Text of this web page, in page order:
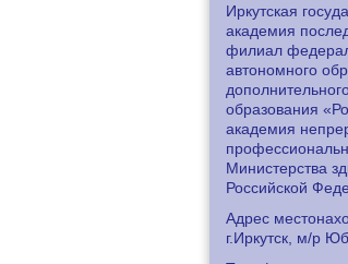
Иркутская
академия
филиал
автономного
образования
академия
Министерства
Российской
Адрес
г.Иркутск, м/р